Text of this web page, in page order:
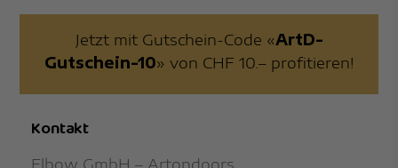
Jetzt mit Gutschein-Code «ArtD-
Gutschein-10» von CHF 10.– profitieren!
Kontakt
Elbow GmbH – Artondoors